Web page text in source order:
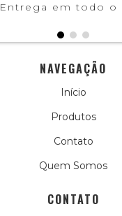
Entrega em todo o
NAVEGAÇÃO
Início
Produtos
Contato
Quem Somos
CONTATO